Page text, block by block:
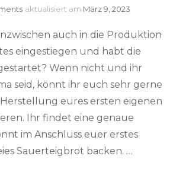
aktualisiert am März 9, 2023
auch in die Produktion
eingestiegen und habt die
Wenn nicht und ihr
seid, könnt ihr euch sehr gerne
eures ersten eigenen
Ihr findet eine genaue
im Anschluss euer erstes
Sauerteigbrot backen. …